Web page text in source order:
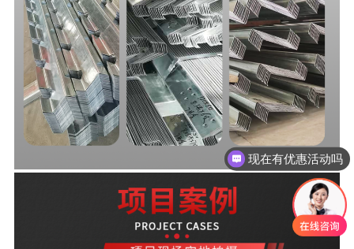
可以介绍下你们的产品么
现在有优惠活动吗